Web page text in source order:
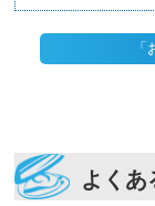
よくあ